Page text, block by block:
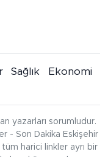
Sağlık
Ekonomi
yazarları sorumludur.
- Son Dakika Eskişehir
harici linkler ayrı bir